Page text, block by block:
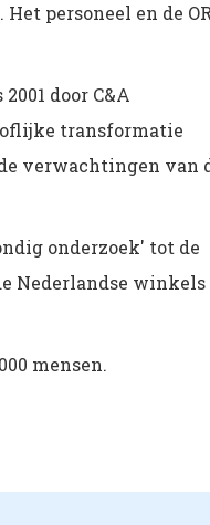
personeel en de
door C&A
transformatie
verwachtingen van
onderzoek' tot de
Nederlandse winkels
mensen.